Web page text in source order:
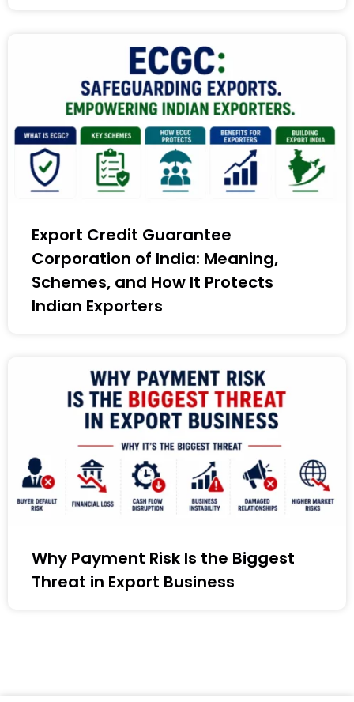
Export Credit Guarantee
Corporation of India: Meaning,
Schemes, and How It Protects
Indian Exporters
Why Payment Risk Is the Biggest
Threat in Export Business